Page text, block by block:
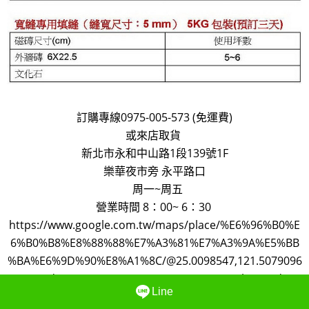
訂購專線0975-005-573 (免運費)
或來店取貨
新北市永和中山路1段139號1F
樂華夜市旁 永平路口
周一~周五
營業時間 8：00~ 6：30
https://www.google.com.tw/maps/place/%E6%96%B0%E
6%B0%B8%E8%88%88%E7%A3%81%E7%A3%9A%E5%BB
%BA%E6%9D%90%E8%A1%8C/@25.0098547,121.5079096
,16.75z/data=!4m5!3m4!1s0x3442a9c3084905b3:0x9d711
593c26b738d!8m2!3d25.0097241!4d121.5103744?hl=zh-
Line